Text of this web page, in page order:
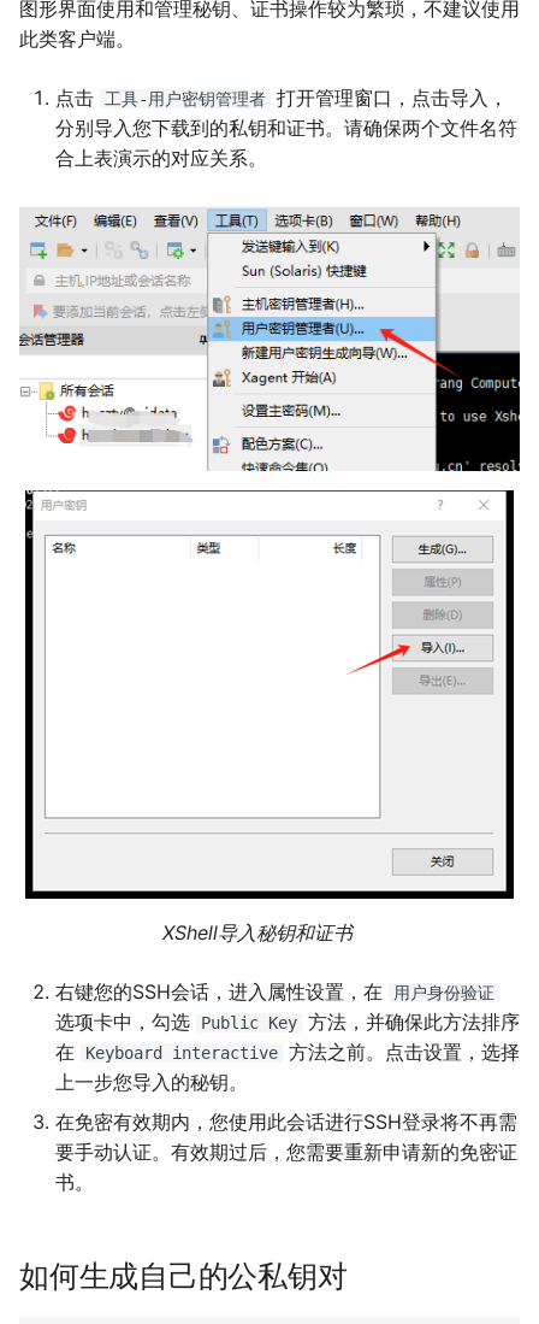
图形界面使用和管理秘钥、证书操作较为繁琐，不建议使用
此类客户端。
点击 工具-用户密钥管理者 打开管理窗口，点击导入，
分别导入您下载到的私钥和证书。请确保两个文件名符
合上表演示的对应关系。
XShell导入秘钥和证书
右键您的SSH会话，进入属性设置，在 用户身份验证
选项卡中，勾选 Public Key 方法，并确保此方法排序
在
Keyboard interactive 方法之前。点击设置，选择
上一步您导入的秘钥。
在免密有效期内，您使用此会话进行SSH登录将不再需
要手动认证。有效期过后，您需要重新申请新的免密证
书。
如何生成自己的公私钥对